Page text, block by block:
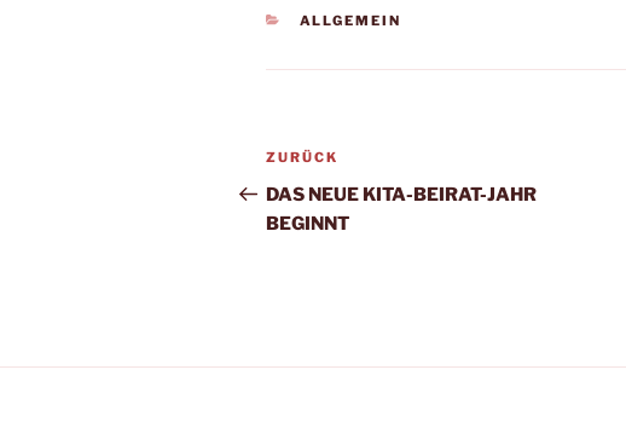
KATEGORIEN
ALLGEMEIN
Beitragsnavigation
Vorheriger
Beitrag
ZURÜCK
DAS NEUE KITA-BEIRAT-JAHR
BEGINNT